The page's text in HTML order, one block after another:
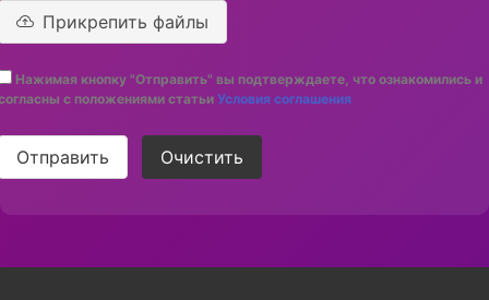
Прикрепить файлы
Нажимая кнопку "Отправить" вы подтверждаете, что ознакомились и
с положениями статьи Условия соглашения
Отправить Очистить